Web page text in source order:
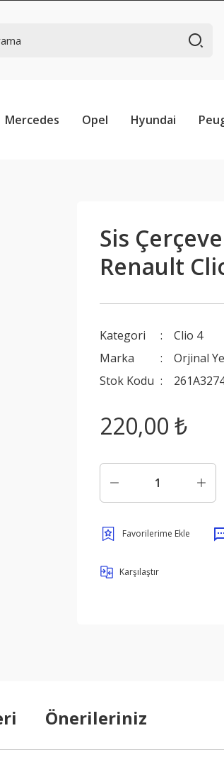
Mercedes Opel Hyundai
Sis
Renault
Kategori
Clio 4
Marka
Orjinal
Stok Kodu
220,00 ₺
Karşılaştır
Önerileriniz